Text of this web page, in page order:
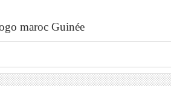
maroc Guinée